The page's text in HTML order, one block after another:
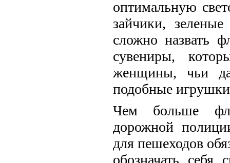
оптимальную
зайчики,
сложно назвать
сувениры,
женщины, чьи
подобные
Чем больше
дорожной
для пешеходов
обозначать себя